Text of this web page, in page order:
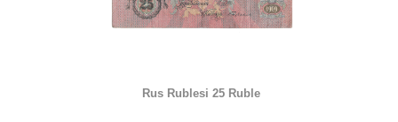
Rus Rublesi 25 Ruble